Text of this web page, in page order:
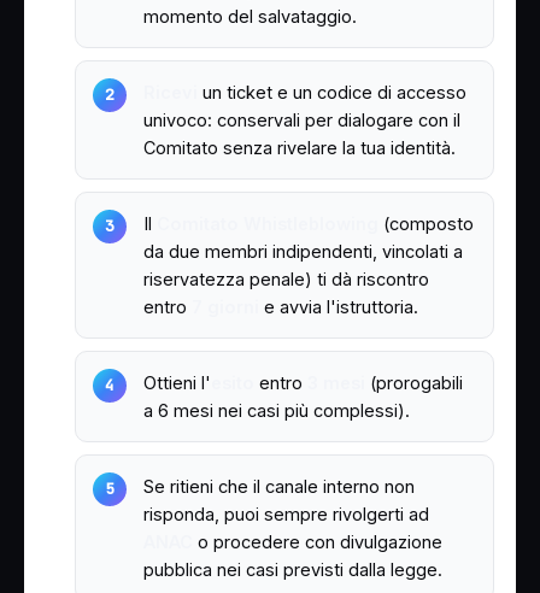
momento del salvataggio.
un ticket e un codice di accesso
univoco: conservali per dialogare con il
Comitato senza rivelare la tua identità.
Il
(composto
da due membri indipendenti, vincolati a
riservatezza penale) ti dà riscontro
entro
e avvia l'istruttoria.
Ottieni l' entro
(prorogabili
a 6 mesi nei casi più complessi).
Se ritieni che il canale interno non
risponda, puoi sempre rivolgerti ad
o procedere con divulgazione
pubblica nei casi previsti dalla legge.